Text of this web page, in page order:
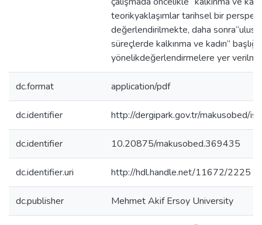
teorikyaklaşımlar tarihsel bir
değerlendirilmekte, daha
süreçlerde kalkınma ve kadın”
yönelikdeğerlendirmelere yer
dc.format application/pdf
dc.identifier http://dergipark.gov.tr/makusobed/
dc.identifier 10.20875/makusobed.369435
dc.identifier.uri http://hdl.handle.net/11672/2225
dc.publisher Mehmet Akif Ersoy University